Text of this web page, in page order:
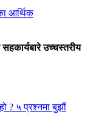
उच्चस्तरीय